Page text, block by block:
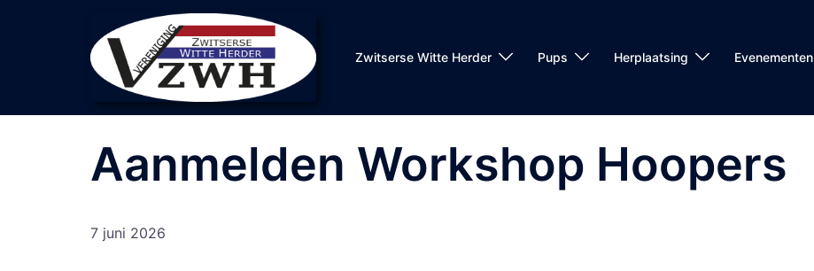
Zwitserse Witte Herder Pups Herplaatsing Evenementen
Aanmelden Workshop Hoopers
7 juni 2026